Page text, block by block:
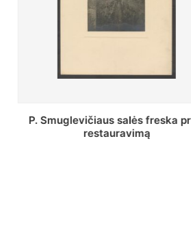
Stepono Batoro universiteto
bibliotekos Profesorių skaitykla